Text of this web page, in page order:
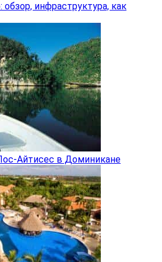
инфраструктура, как
Айтисес в Доминикане